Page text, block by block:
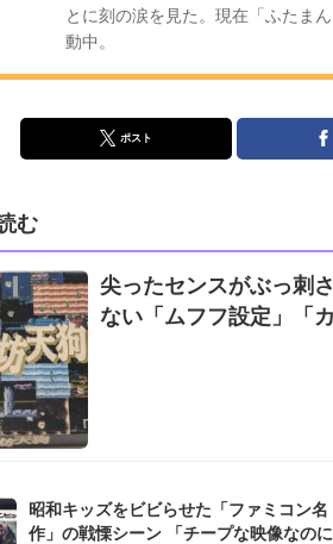
とに刻の涙を見た。現在「ふたま
動中。
ポスト
む
尖ったセンスがぶっ刺
ない「ムフフ設定」「
昭和キッズをビビらせた「ファミコン名
作」の戦慄シーン 「チープな映像なのに